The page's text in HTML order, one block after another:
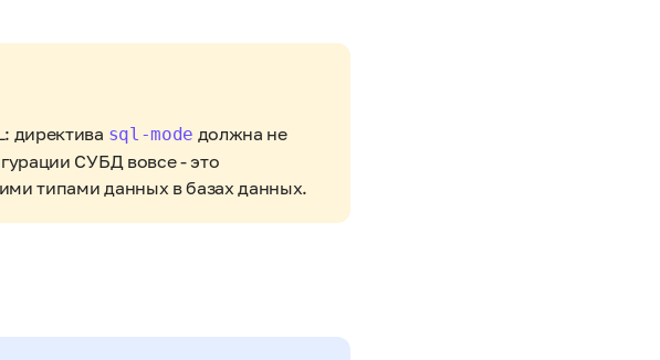
директива sql-mode должна не
СУБД вовсе - это
типами данных в базах данных.